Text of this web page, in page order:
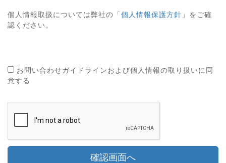
個人情報取扱については弊社の「 個人情報保護方針 」をご確
認ください。
お問い合わせガイドラインおよび個人情報の取り扱いに同
意する
確認画面へ